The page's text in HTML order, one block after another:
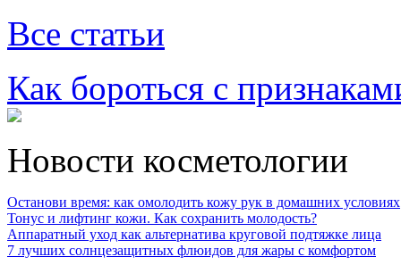
Все статьи
Как бороться с
Новости косметологии
Останови время: как омолодить кожу рук в домашних условиях
Тонус и лифтинг кожи. Как сохранить молодость?
Аппаратный уход как альтернатива круговой подтяжке лица
7 лучших солнцезащитных флюидов для жары с комфортом